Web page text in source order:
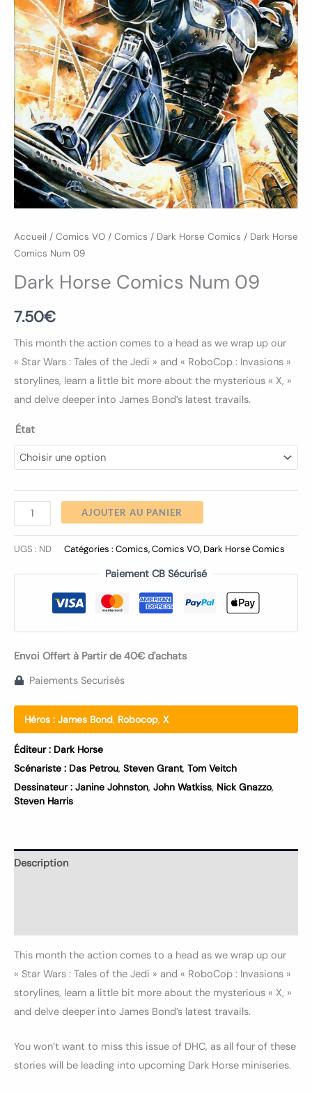
Accueil / Comics VO / Comics / Dark Horse Comics / Dark Horse
Comics Num 09
Dark Horse Comics Num 09
7.50€
This month the action comes to a head as we wrap up our
« Star Wars : Tales of the Jedi » and « RoboCop : Invasions »
storylines, learn a little bit more about the mysterious « X, »
and delve deeper into James Bond’s latest travails.
État
AJOUTER AU PANIER
UGS : ND Catégories : Comics,Comics VO, Dark Horse Comics
Paiement CB Sécurisé
Envoi Offert à Partir de 40€ d'achats
Paiements Securisés
Héros : James Bond, Robocop, X
Éditeur : Dark Horse
Scénariste : Das Petrou, Steven Grant, Tom Veitch
Dessinateur : Janine Johnston, John Watkiss, Nick Gnazzo,
Steven Harris
Description
This month the action comes to a head as we wrap up our
« Star Wars : Tales of the Jedi » and « RoboCop : Invasions »
storylines, learn a little bit more about the mysterious « X, »
and delve deeper into James Bond’s latest travails.
You won’t want to miss this issue of DHC, as all four of these
stories will be leading into upcoming Dark Horse miniseries.